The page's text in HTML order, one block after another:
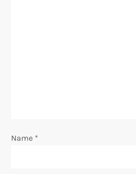
Name *